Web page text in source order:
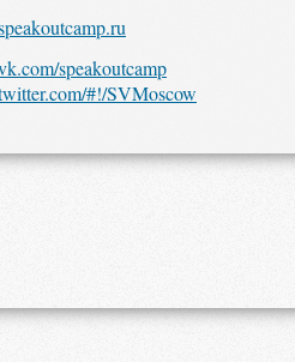
speakoutcamp
#!/SVMoscow